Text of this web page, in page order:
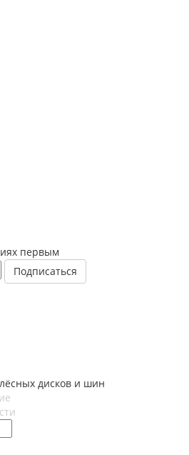
первым
дисков и шин